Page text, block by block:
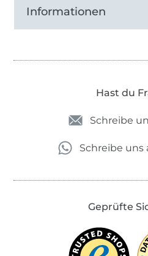
Informationen
Hast du
Schreibe
Schreibe uns
Geprüfte